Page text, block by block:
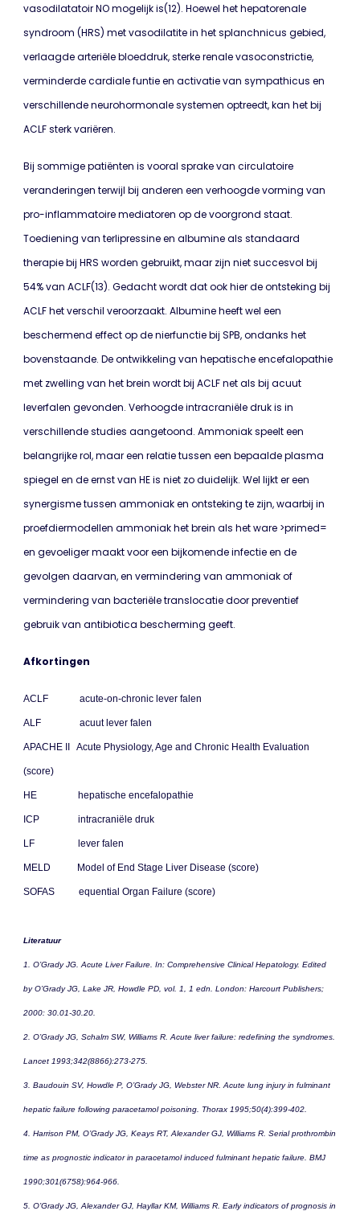
vasodilatatoir NO mogelijk is(12). Hoewel het hepatorenale
syndroom (HRS) met vasodilatite in het splanchnicus gebied,
verlaagde arteriële bloeddruk, sterke renale vasoconstrictie,
verminderde cardiale funtie en activatie van sympathicus en
verschillende neurohormonale systemen optreedt, kan het bij
ACLF sterk variëren.
Bij sommige patiënten is vooral sprake van circulatoire
veranderingen terwijl bij anderen een verhoogde vorming van
pro-inflammatoire mediatoren op de voorgrond staat.
Toediening van terlipressine en albumine als standaard
therapie bij HRS worden gebruikt, maar zijn niet succesvol bij
54% van ACLF(13). Gedacht wordt dat ook hier de ontsteking bij
ACLF het verschil veroorzaakt. Albumine heeft wel een
beschermend effect op de nierfunctie bij SPB, ondanks het
bovenstaande. De ontwikkeling van hepatische encefalopathie
met zwelling van het brein wordt bij ACLF net als bij acuut
leverfalen gevonden. Verhoogde intracraniële druk is in
verschillende studies aangetoond. Ammoniak speelt een
belangrijke rol, maar een relatie tussen een bepaalde plasma
spiegel en de ernst van HE is niet zo duidelijk. Wel lijkt er een
synergisme tussen ammoniak en ontsteking te zijn, waarbij in
proefdiermodellen ammoniak het brein als het ware >primed=
en gevoeliger maakt voor een bijkomende infectie en de
gevolgen daarvan, en vermindering van ammoniak of
vermindering van bacteriële translocatie door preventief
gebruik van antibiotica bescherming geeft.
Afkortingen
ACLF acute-on-chronic lever falen
ALF acuut lever falen
APACHE II Acute Physiology, Age and Chronic Health Evaluation
(score)
HE hepatische encefalopathie
ICP intracraniële druk
LF lever falen
MELD Model of End Stage Liver Disease (score)
SOFAS equential Organ Failure (score)
Literatuur
1. O’Grady JG. Acute Liver Failure. In: Comprehensive Clinical Hepatology. Edited
by O’Grady JG, Lake JR, Howdle PD, vol. 1, 1 edn. London: Harcourt Publishers;
2000: 30.01-30.20.
2. O’Grady JG, Schalm SW, Williams R. Acute liver failure: redefining the syndromes.
Lancet 1993;342(8866):273-275.
3. Baudouin SV, Howdle P, O’Grady JG, Webster NR. Acute lung injury in fulminant
hepatic failure following paracetamol poisoning. Thorax 1995;50(4):399-402.
4. Harrison PM, O’Grady JG, Keays RT, Alexander GJ, Williams R. Serial prothrombin
time as prognostic indicator in paracetamol induced fulminant hepatic failure. BMJ
1990;301(6758):964-966.
5. O’Grady JG, Alexander GJ, Hayllar KM, Williams R. Early indicators of prognosis in